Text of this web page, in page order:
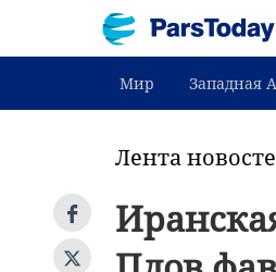
Мир Западная
Лента